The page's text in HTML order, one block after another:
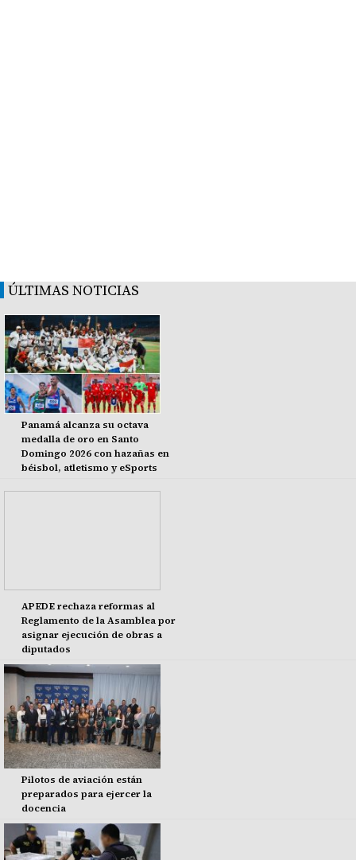
ÚLTIMAS NOTICIAS
Panamá alcanza su octava
medalla de oro en Santo
Domingo 2026 con hazañas en
béisbol, atletismo y eSports
APEDE rechaza reformas al
Reglamento de la Asamblea por
asignar ejecución de obras a
diputados
Pilotos de aviación están
preparados para ejercer la
docencia